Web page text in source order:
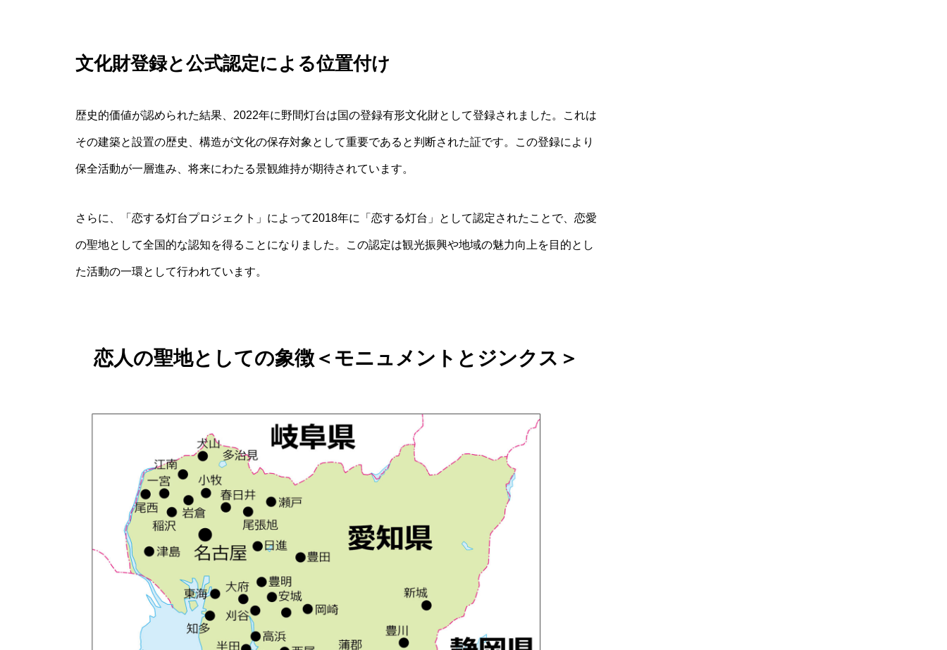
文化財登録と公式認定による位置付け
歴史的価値が認められた結果、2022年に野間灯台は国の登録有形文化財として登録されました。これは
その建築と設置の歴史、構造が文化の保存対象として重要であると判断された証です。この登録により
保全活動が一層進み、将来にわたる景観維持が期待されています。
さらに、「恋する灯台プロジェクト」によって2018年に「恋する灯台」として認定されたことで、恋愛
の聖地として全国的な認知を得ることになりました。この認定は観光振興や地域の魅力向上を目的とし
た活動の一環として行われています。
恋人の聖地としての象徴＜モニュメントとジンクス＞